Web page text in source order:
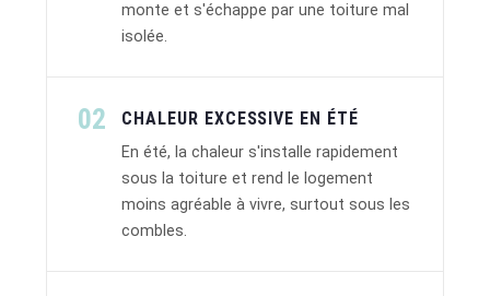
monte et s'échappe par une toiture mal
isolée.
02 CHALEUR EXCESSIVE EN ÉTÉ
En été, la chaleur s'installe rapidement
sous la toiture et rend le logement
moins agréable à vivre, surtout sous les
combles.